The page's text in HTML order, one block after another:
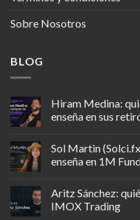
Sobre Nosotros
BLOG
Hiram Medina:
enseña en sus
Sol Martin
enseña en 1M
Aritz Sánchez:
IMOX Trading